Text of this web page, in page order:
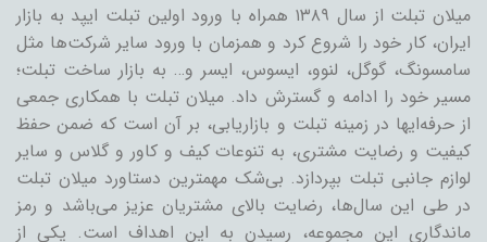
میلان تبلت از سال ۱۳۸۹ همراه با ورود اولین تبلت ایپد به بازار
ایران، کار خود را شروع کرد و همزمان با ورود سایر شرکت‌ها مثل
سامسونگ، گوگل، لنوو، ایسوس، ایسر و… به بازار ساخت تبلت؛
مسیر خود را ادامه و گسترش داد. میلان تبلت با همکاری جمعی
از حرفه‌ایها در زمینه تبلت و بازاریابی، بر آن است که ضمن حفظ
کیفیت و رضایت مشتری، به تنوعات کیف و کاور و گلاس و سایر
لوازم جانبی تبلت بپردازد. بی‌شک مهمترین دستاورد میلان تبلت
در طی این سال‌ها، رضایت بالای مشتریان عزیز می‌باشد و رمز
ماندگاری این مجموعه، رسیدن به این اهداف است. یکی از